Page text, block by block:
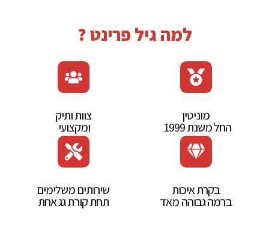
למה גיל פרינט ?
מוניטין‭
החל משנת ‭ ‬1999‭ ‬
צוות‭ ‬ותיק‭
ומקצועי‭ ‬
בקרת איכות
ברמה גבוהה מאד
שירותים משלימים
תחת קורת גג אחת